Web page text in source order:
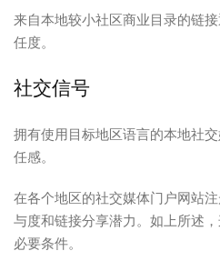
来自本地较小社区商业目录的链
任度。
社交信号
拥有使用目标地区语言的本地社
任感。
在各个地区的社交媒体门户网站
与度和链接分享潜力。如上所述
必要条件。